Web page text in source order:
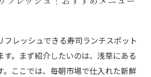
フレッシュできる寿司ランチスポット
す。まず紹介したいのは、浅草にある
。ここでは、毎朝市場で仕入れた新鮮